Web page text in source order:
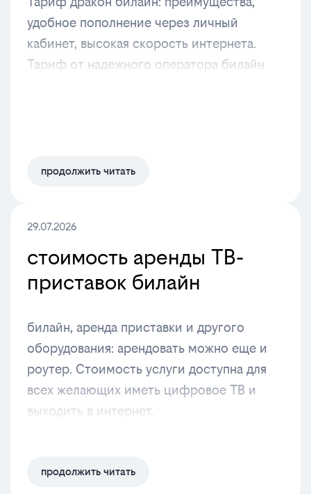
удобное пополнение через личный
кабинет, высокая скорость интернета.
Тариф от надежного оператора билайн
продолжить читать
29.07.2026
стоимость аренды ТВ-
приставок билайн
билайн, аренда приставки и другого
оборудования: арендовать можно еще и
роутер. Стоимость услуги доступна для
всех желающих иметь цифровое ТВ и
выходить в интернет.
продолжить читать